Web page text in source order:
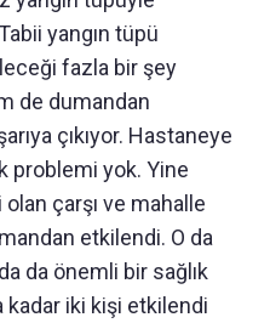
yangın tüpü
fazla bir şey
de dumandan
çıkıyor. Hastaneye
problemi yok. Yine
çarşı ve mahalle
etkilendi. O da
da önemli bir sağlık
kadar iki kişi etkilendi